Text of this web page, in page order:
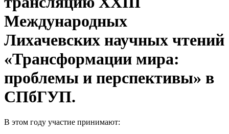
Международных
Лихачевских научных чтений
«Трансформации мира:
проблемы и перспективы» в
СПбГУП.
В этом году участие принимают: